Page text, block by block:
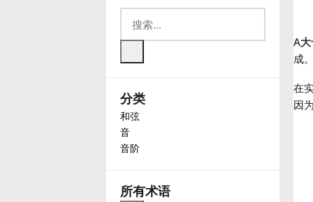
Български
Deutsch
Español
分类
和弦
音
音阶
所有术语
A
成
在
因